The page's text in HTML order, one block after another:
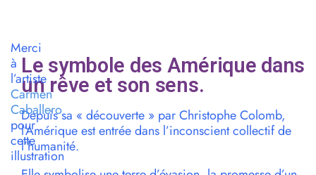
Le symbole des Amérique dans
un rêve et son sens.
Depuis sa « découverte » par Christophe Colomb,
l’Amérique est entrée dans l’inconscient collectif de
l’humanité.
Merci
à
l’artiste
Carmen
Caballero
pour
cette
illustration